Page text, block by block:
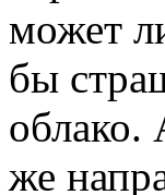
может
бы
же